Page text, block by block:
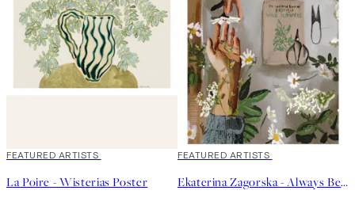
40%*
FEATURED ARTISTS
La Poire - Wisterias Poster
40%*
FEATURED ARTISTS
Ekaterina Zagorska - Always Be There for You Poster